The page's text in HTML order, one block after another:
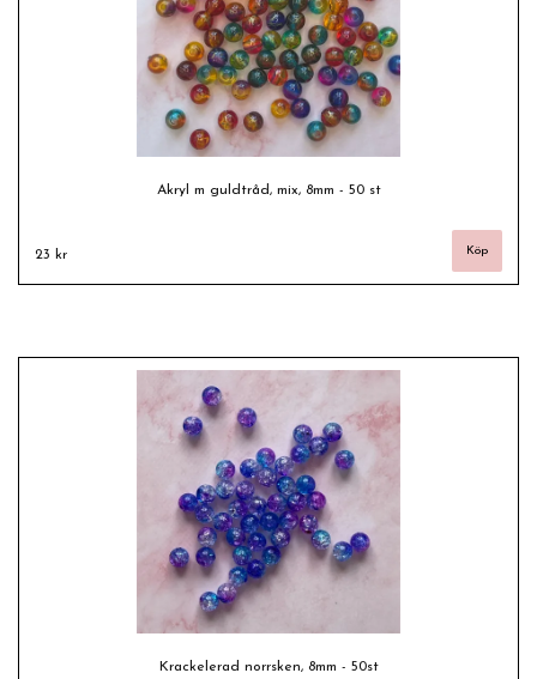
Akryl m guldtråd, mix, 8mm - 50 st
23 kr
Krackelerad norrsken, 8mm - 50st